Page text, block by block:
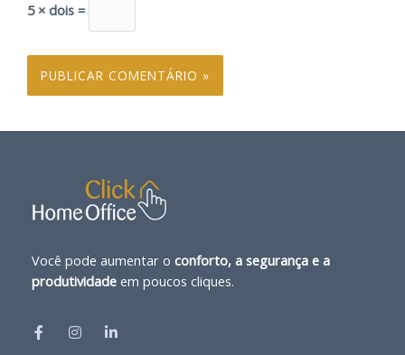
5 × dois =
Você pode aumentar o conforto, a segurança e a
produtividade em poucos cliques.